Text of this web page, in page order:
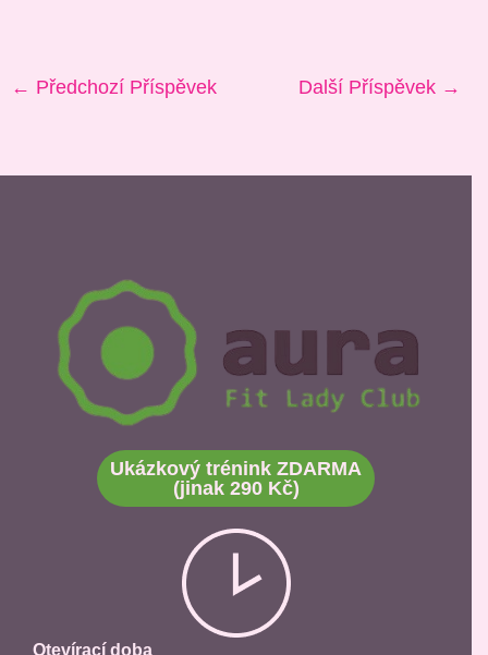
← Předchozí Příspěvek Další Příspěvek →
Ukázkový trénink ZDARMA
(jinak 290 Kč)
Otevírací doba